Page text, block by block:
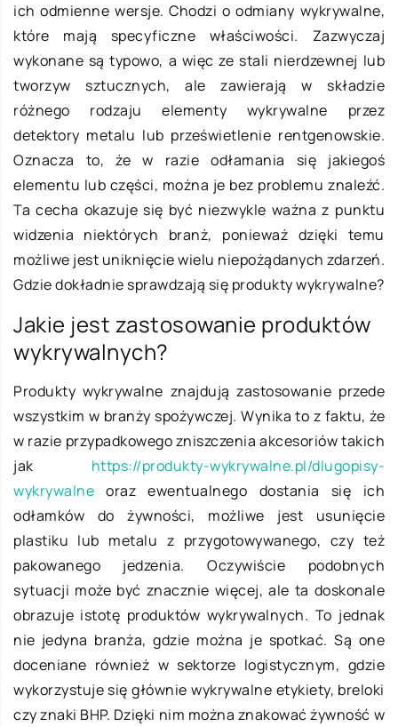
ich odmienne wersje. Chodzi o odmiany wykrywalne,
które mają specyficzne właściwości. Zazwyczaj
wykonane są typowo, a więc ze stali nierdzewnej lub
tworzyw sztucznych, ale zawierają w składzie
różnego rodzaju elementy wykrywalne przez
detektory metalu lub prześwietlenie rentgenowskie.
Oznacza to, że w razie odłamania się jakiegoś
elementu lub części, można je bez problemu znaleźć.
Ta cecha okazuje się być niezwykle ważna z punktu
widzenia niektórych branż, ponieważ dzięki temu
możliwe jest uniknięcie wielu niepożądanych zdarzeń.
Gdzie dokładnie sprawdzają się produkty wykrywalne?
Jakie jest zastosowanie produktów
wykrywalnych?
Produkty wykrywalne znajdują zastosowanie przede
wszystkim w branży spożywczej. Wynika to z faktu, że
w razie przypadkowego zniszczenia akcesoriów takich
jak https://produkty-wykrywalne.pl/dlugopisy-
wykrywalne oraz ewentualnego dostania się ich
odłamków do żywności, możliwe jest usunięcie
plastiku lub metalu z przygotowywanego, czy też
pakowanego jedzenia. Oczywiście podobnych
sytuacji może być znacznie więcej, ale ta doskonale
obrazuje istotę produktów wykrywalnych. To jednak
nie jedyna branża, gdzie można je spotkać. Są one
doceniane również w sektorze logistycznym, gdzie
wykorzystuje się głównie wykrywalne etykiety, breloki
czy znaki BHP. Dzięki nim można znakować żywność w